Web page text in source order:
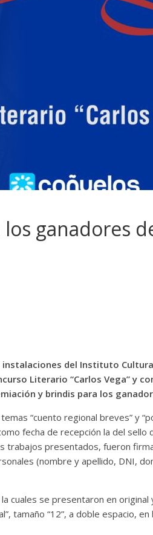
ganadores
del Instituto
Literario “Carlos Vega” y
y brindis para los
“cuento regional breves” y
fecha de recepción la del sello
trabajos presentados, fueron
(nombre y apellido, DNI,
cuales se presentaron en
tamaño “12”, a doble espacio,